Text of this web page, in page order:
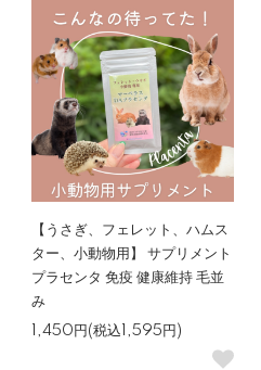
【うさぎ、フェレット、ハムス
ター、小動物用】 サプリメント
プラセンタ 免疫 健康維持 毛並
み
1,450円(税込1,595円)